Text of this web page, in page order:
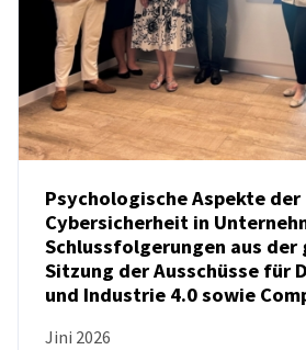
NEUIGKEITEN
Psychologische Aspekte der
Cybersicherheit in
Schlussfolgerungen aus der
Sitzung der Ausschüsse für
und Industrie 4.0 sowie
Jini 2026